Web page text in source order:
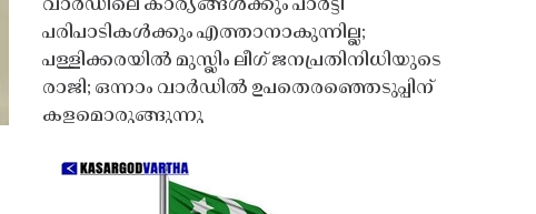
വാർഡിലെ കാര്യങ്ങൾക്കും പാർട്ടി
പരിപാടികൾക്കും എത്താനാകുന്നില്ല;
പള്ളിക്കരയിൽ മുസ്ലിം ലീഗ് ജനപ്രതിനിധിയുടെ
രാജി; ഒന്നാം വാർഡിൽ ഉപതെരഞ്ഞെടുപ്പിന്
കളമൊരുങ്ങുന്നു